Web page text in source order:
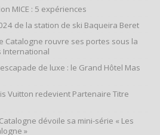
MICE : 5 expériences
de la station de ski Baqueira Beret
Catalogne rouvre ses portes sous la
International
de luxe : le Grand Hôtel Mas
Vuitton redevient Partenaire Titre
dévoile sa mini-série « Les
»